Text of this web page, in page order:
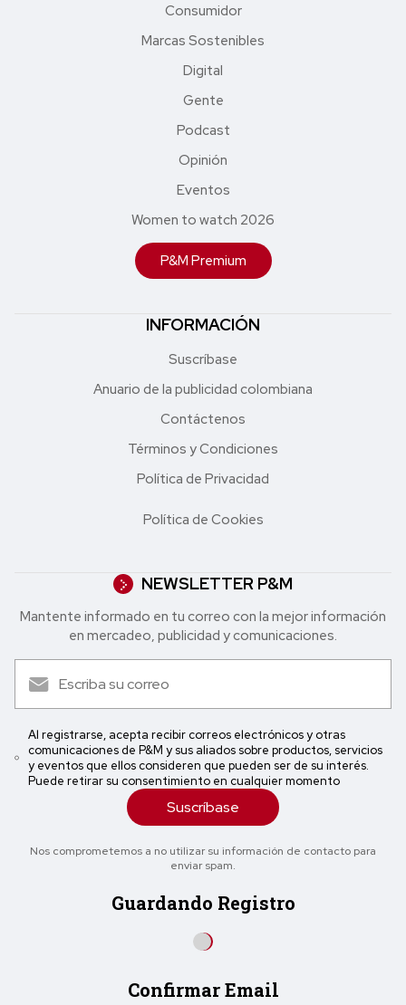
Consumidor
Marcas Sostenibles
Digital
Gente
Podcast
Opinión
Eventos
Women to watch 2026
P&M Premium
INFORMACIÓN
Suscríbase
Anuario de la publicidad colombiana
Contáctenos
Términos y Condiciones
Política de Privacidad
Política de Cookies
NEWSLETTER P&M
Mantente informado en tu correo con la mejor in formación
en mercadeo, publicidad y comunicaciones.
Al registrarse, acepta recibir correos electrónicos y otras
comunicaciones de P&M y sus aliados sobre productos, servicios
y eventos que ellos consideren que pueden ser de su interés.
Puede retirar su consentimiento en cualquier momento
Suscríbase
Nos comprometemos a no utilizar su información de contacto para
enviar spam.
Guardando Registro
Confirmar Email